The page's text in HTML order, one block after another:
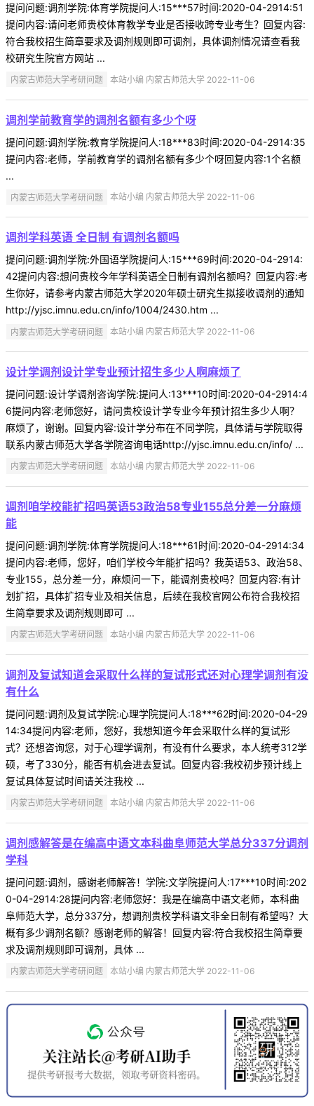
提问问题:调剂学院:体育学院提问人:15***57时间:2020-04-2914:51
提问内容:请问老师贵校体育教学专业是否接收跨专业考生？回复内容:
符合我校招生简章要求及调剂规则即可调剂，具体调剂情况请查看我
校研究生院官方网站 ...
内蒙古师范大学考研问题 本站小编 内蒙古师范大学 2022-11-06
调剂学前教育学的调剂名额有多少个呀
提问问题:调剂学院:教育学院提问人:18***83时间:2020-04-2914:35
提问内容:老师，学前教育学的调剂名额有多少个呀回复内容:1个名额
...
内蒙古师范大学考研问题 本站小编 内蒙古师范大学 2022-11-06
调剂学科英语 全日制 有调剂名额吗
提问问题:调剂学院:外国语学院提问人:15***69时间:2020-04-2914:
42提问内容:想问贵校今年学科英语全日制有调剂名额吗？回复内容:考
生你好，请参考内蒙古师范大学2020年硕士研究生拟接收调剂的通知
http://yjsc.imnu.edu.cn/info/1004/2430.htm ...
内蒙古师范大学考研问题 本站小编 内蒙古师范大学 2022-11-06
设计学调剂设计学专业预计招生多少人啊麻烦了
提问问题:设计学调剂咨询学院:提问人:13***10时间:2020-04-2914:4
6提问内容:老师您好，请问贵校设计学专业今年预计招生多少人啊？
麻烦了，谢谢。回复内容:设计学分布在不同学院，具体请与学院取得
联系内蒙古师范大学各学院咨询电话http://yjsc.imnu.edu.cn/info/ ...
内蒙古师范大学考研问题 本站小编 内蒙古师范大学 2022-11-06
调剂咱学校能扩招吗英语53政治58专业155总分差一分麻烦
能
提问问题:调剂学院:体育学院提问人:18***61时间:2020-04-2914:34
提问内容:老师，您好，咱们学校今年能扩招吗？我英语53、政治58、
专业155，总分差一分，麻烦问一下，能调剂贵校吗？回复内容:有计
划扩招，具体扩招专业及相关信息，后续在我校官网公布符合我校招
生简章要求及调剂规则即可 ...
内蒙古师范大学考研问题 本站小编 内蒙古师范大学 2022-11-06
调剂及复试知道会采取什么样的复试形式还对心理学调剂有没
有什么
提问问题:调剂及复试学院:心理学院提问人:18***62时间:2020-04-29
14:34提问内容:老师，您好，我想知道今年会采取什么样的复试形
式？还想咨询您，对于心理学调剂，有没有什么要求，本人统考312学
硕，考了330分，能否有机会进去复试。回复内容:我校初步预计线上
复试具体复试时间请关注我校 ...
内蒙古师范大学考研问题 本站小编 内蒙古师范大学 2022-11-06
调剂感解答是在编高中语文本科曲阜师范大学总分337分调剂
学科
提问问题:调剂，感谢老师解答！学院:文学院提问人:17***10时间:202
0-04-2914:28提问内容:老师您好：我是在编高中语文老师，本科曲
阜师范大学，总分337分，想调剂贵校学科语文非全日制有希望吗？大
概有多少调剂名额？感谢老师的解答！回复内容:符合我校招生简章要
求及调剂规则即可调剂，具体 ...
内蒙古师范大学考研问题 本站小编 内蒙古师范大学 2022-11-06